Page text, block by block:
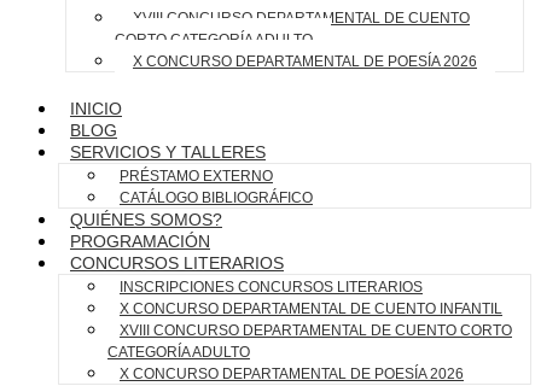
XVIII CONCURSO DEPARTAMENTAL DE CUENTO
CORTO CATEGORÍA ADULTO
X CONCURSO DEPARTAMENTAL DE POESÍA 2026
INICIO
BLOG
SERVICIOS Y TALLERES
PRÉSTAMO EXTERNO
CATÁLOGO BIBLIOGRÁFICO
QUIÉNES SOMOS?
PROGRAMACIÓN
CONCURSOS LITERARIOS
INSCRIPCIONES CONCURSOS LITERARIOS
X CONCURSO DEPARTAMENTAL DE CUENTO INFANTIL
XVIII CONCURSO DEPARTAMENTAL DE CUENTO CORTO
CATEGORÍA ADULTO
X CONCURSO DEPARTAMENTAL DE POESÍA 2026